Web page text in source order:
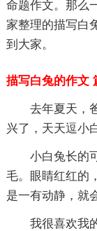
命题作文。那么
家整理的描写白
到大家。
描写白兔的作文
去年夏天，
兴了，天天逗小
小白兔长的
毛。眼睛红红的
是一有动静，就
我很喜欢我